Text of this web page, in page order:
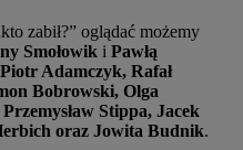
zabił?” oglądać możemy
Smołowik i Pawłą
Piotr Adamczyk, Rafał
Bobrowski, Olga
Stippa, Jacek
oraz Jowita Budnik.